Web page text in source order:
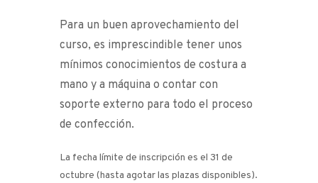
Para un buen aprovechamiento del
curso, es imprescindible tener unos
mínimos conocimientos de costura a
mano y a máquina o contar con
soporte externo para todo el proceso
de confección.
La fecha límite de inscripción es el 31 de
octubre (hasta agotar las plazas disponibles).